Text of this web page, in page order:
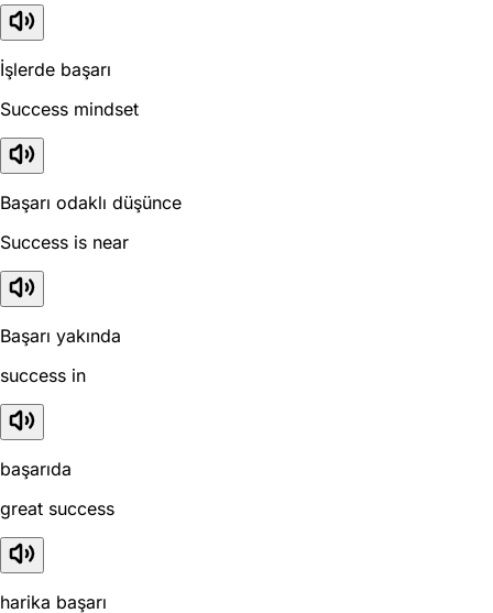
İşlerde başarı
Success mindset
Başarı odaklı düşünce
Success is near
Başarı yakında
success in
başarıda
great success
harika başarı